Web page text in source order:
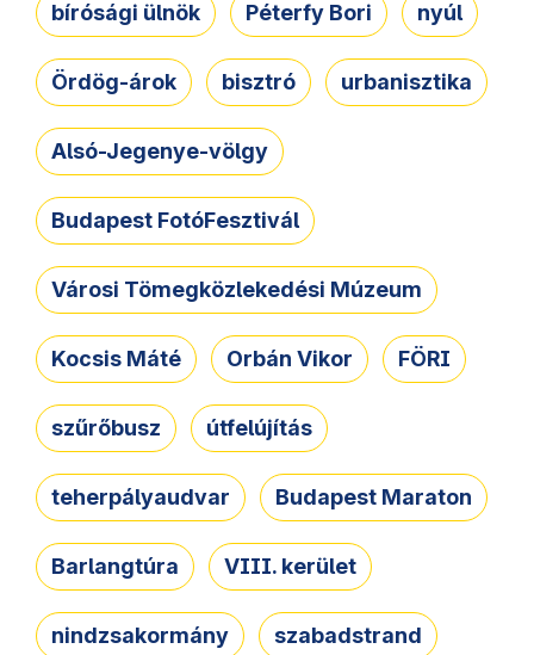
bírósági ülnök Péterfy Bori nyúl
Ördög-árok bisztró urbanisztika
Alsó-Jegenye-völgy
Budapest FotóFesztivál
Városi Tömegközlekedési Múzeum
Kocsis Máté Orbán Vikor FÖRI
szűrőbusz útfelújítás
teherpályaudvar Budapest Maraton
Barlangtúra VIII. kerület
nindzsakormány szabadstrand